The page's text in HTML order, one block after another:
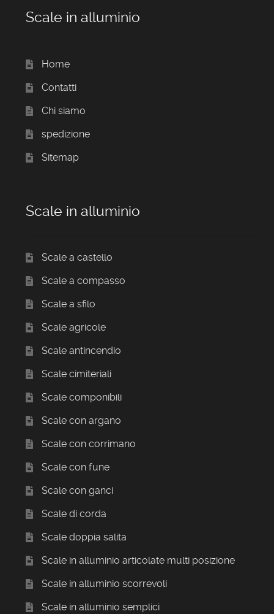
Scale in alluminio
Home
Contatti
Chi siamo
spedizione
Sitemap
Scale in alluminio
Scale a castello
Scale a compasso
Scale a sfilo
Scale agricole
Scale antincendio
Scale cimiteriali
Scale componibili
Scale con argano
Scale con corrimano
Scale con fune
Scale con ganci
Scale di corda
Scale doppia salita
Scale in alluminio articolate multi posizione
Scale in alluminio scorrevoli
Scale in alluminio semplici